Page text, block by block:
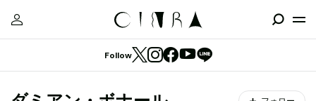
Follow